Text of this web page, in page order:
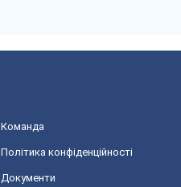
Команда
Політика конфіденційності
Документи